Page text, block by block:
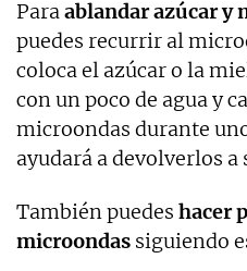
Paraablandar azúcar y
puedes recurrir al
coloca el azúcar o la
con un poco de agua y
microondas durante
ayudará a devolverlos
También puedes hacer
microondas siguiendo